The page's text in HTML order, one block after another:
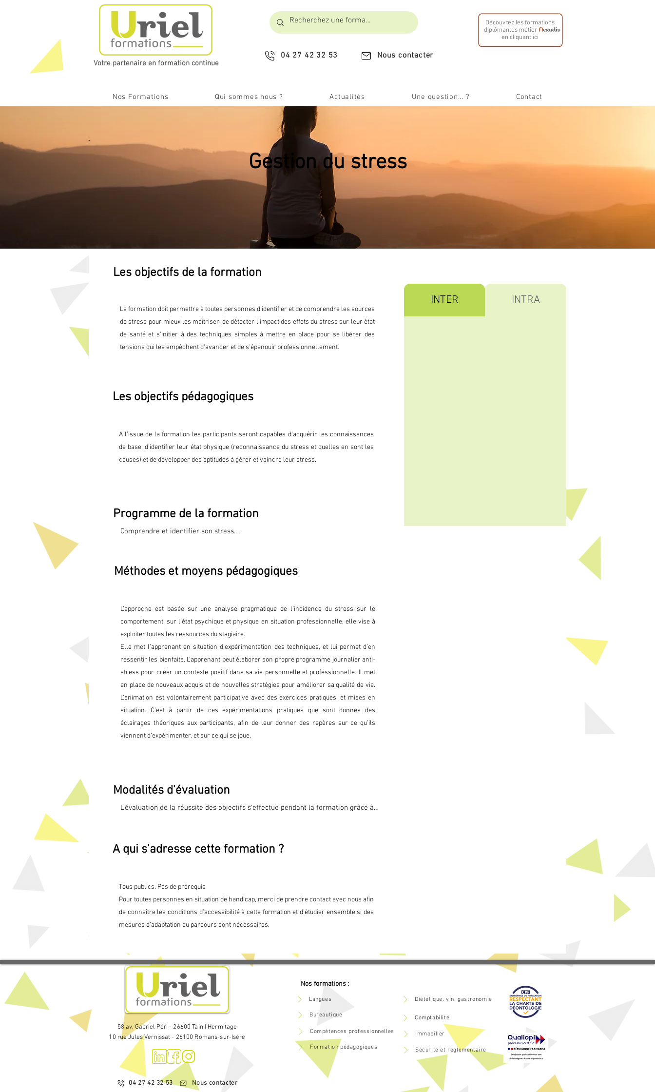
Votre partenaire en formation continue​​
04 27 42 32 53 Nous contacter
Découvrez les formations
diplômantes métier
en cliquant ici
Nos Formations Qui sommes nous ? Actualités Une question... ? Contact
Gestion du stress
Les objectifs de la formation
La formation doit permettre à toutes personnes d’identifier et de comprendre les sources
de stress pour mieux les maîtriser, de détecter l’impact des effets du stress sur leur état
de santé et s’initier à des techniques simples à mettre en place pour se libérer des
tensions qui les empêchent d'avancer et de s'épanouir professionnellement.
Les objectifs pédagogiques
A l’issue de la formation les participants seront capables d'acquérir les connaissances
de base, d'identifier leur état physique (reconnaissance du stress et quelles en sont les
causes) et de développer des aptitudes à gérer et vaincre leur stress.
Programme de la formation
Comprendre et identifier son stress
Les 5 domaines de vie : la roue de l’équilibre
Les 4 saisons : influence sur l’organisme
Les émotions prédominantes : peur, colère, tristesse
Comment atténuer cet état de stress inédit
Les incidences sur la santé en général
Acquérir les techniques de respirations de bases
Respiration abdominale
Respiration à 3 niveaux
Cohérence cardiaque
Acquérir les techniques d’identification de l’incidence du stress sur l’état
tensions dans les muscles et libère des substances favorisant les inflammations
Le training autogène
Les bons étirements au poste de travail
Méthodes et moyens pédagogiques
L’approche est basée sur une analyse pragmatique de l’incidence du stress sur le
comportement, sur l’état psychique et physique en situation professionnelle, elle vise à
exploiter toutes les ressources du stagiaire.
Elle met l’apprenant en situation d’expérimentation des techniques, et lui permet d’en
ressentir les bienfaits. L’apprenant peut élaborer son propre programme journalier anti-
stress pour créer un contexte positif dans sa vie personnelle et professionnelle. Il met
en place de nouveaux acquis et de nouvelles stratégies pour améliorer sa qualité de vie.
L’animation est volontairement participative avec des exercices pratiques, et mises en
situation. C’est à partir de ces expérimentations pratiques que sont donnés des
éclairages théoriques aux participants, afin de leur donner des repères sur ce qu’ils
viennent d’expérimenter, et sur ce qui se joue.
Modalités d'évaluation
L’évaluation de la réussite des objectifs s’effectue pendant la formation grâce à
certifiantes.
A mi-parcours et en fin de parcours, chaque stagiaire remplit un questionnaire
qualité.
Environ un mois après la fin de la formation, un questionnaire à froid est envoyé
pour recueillir les appréciations après avoir mis en pratique la formation.
A qui s'adresse cette formation ?
Tous publics. Pas de prérequis
Pour toutes personnes en situation de handicap, merci de prendre contact avec nous afin
de connaître les conditions d’accessibilité à cette formation et d’étudier ensemble si des
mesures d’adaptation du parcours sont nécessaires.
INTER INTRA
58 av. Gabriel Péri - 26600 Tain l'Hermitage
10 rue Jules Vernissat - 26100 Romans-sur-Isère
Nos formations :
Langues Diététique, vin, gastronomie
Comptabilité
Immobilier
Sécurité et réglementaire
04 27 42 32 53 Nous contacter
Bureautique
Compétences professionnelles
Formation pédagogiques